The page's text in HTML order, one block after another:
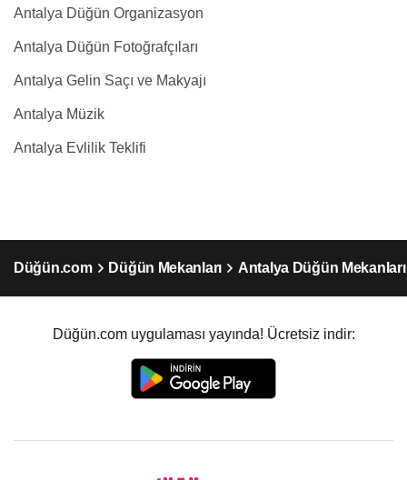
Antalya Düğün Organizasyon
Antalya Düğün Fotoğrafçıları
Antalya Gelin Saçı ve Makyajı
Antalya Müzik
Antalya Evlilik Teklifi
Düğün.com Düğün Mekanları Antalya Düğün Mekanları
Düğün.com uygulaması yayında! Ücretsiz indir: